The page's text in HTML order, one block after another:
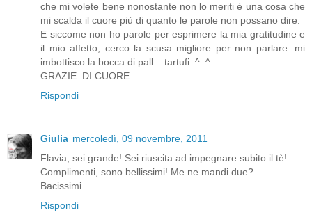
che mi volete bene nonostante non lo meriti è una cosa che
mi scalda il cuore più di quanto le parole non possano dire.
E siccome non ho parole per esprimere la mia gratitudine e
il mio affetto, cerco la scusa migliore per non parlare: mi
imbottisco la bocca di pall... tartufi. ^_^
GRAZIE. DI CUORE.
Rispondi
Giulia mercoledì, 09 novembre, 2011
Flavia, sei grande! Sei riuscita ad impegnare subito il tè!
Complimenti, sono bellissimi! Me ne mandi due?..
Bacissimi
Rispondi